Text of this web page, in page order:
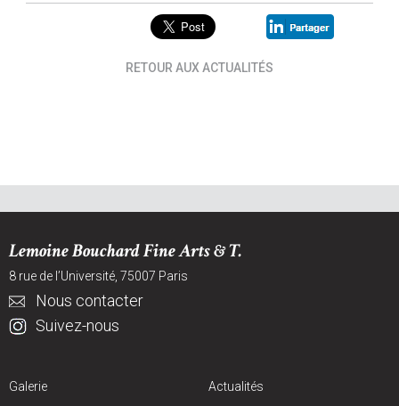
RETOUR AUX ACTUALITÉS
Lemoine Bouchard Fine Arts & T.
8 rue de l’Université, 75007 Paris
Nous contacter
Suivez-nous
Galerie
Actualités